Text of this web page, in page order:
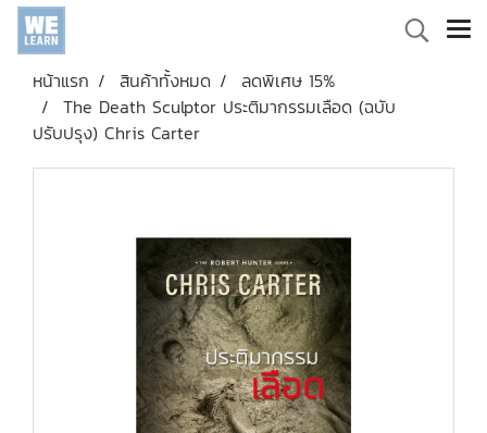
หน้าแรก สินค้าทั้งหมด
ลดพิเศษ 15%
The Death Sculptor ประติมากรรมเลือด (ฉบับ
ปรับปรุง) Chris Carter